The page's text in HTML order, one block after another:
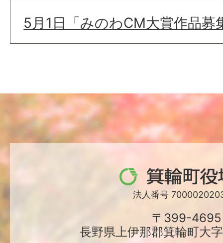
5月1日「みのわCM大賞作品募
箕
輪
役
法人番号
〒399-4695
長野県上伊那郡箕輪町大